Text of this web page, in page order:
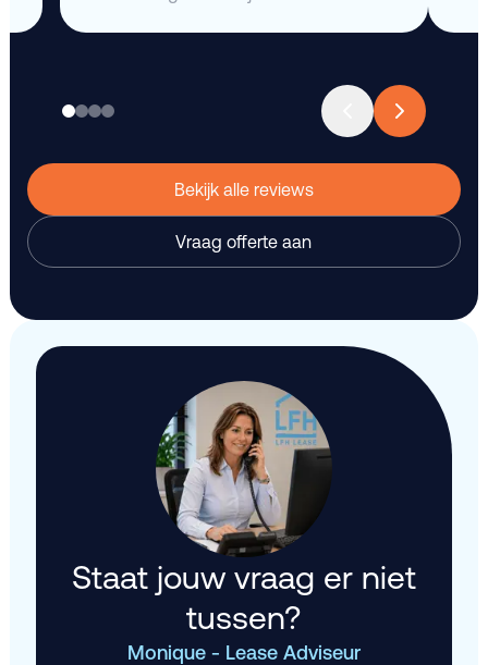
Bekijk alle reviews
Vraag offerte aan
Staat jouw vraag er niet
tussen?
Monique - Lease Adviseur